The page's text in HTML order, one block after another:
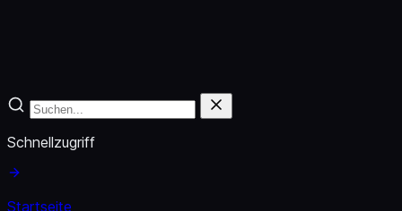
Schnellzugriff
Startseite